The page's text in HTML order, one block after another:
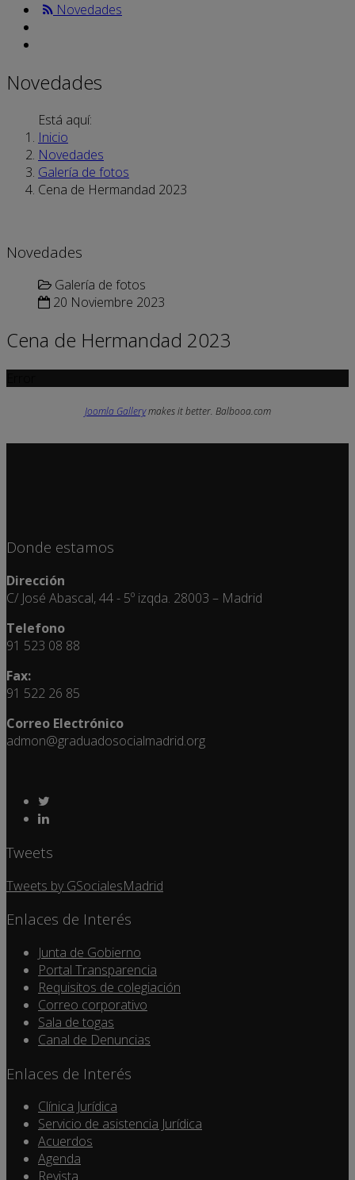
Novedades
Novedades
Está aquí:
Inicio
Novedades
Galería de fotos
Cena de Hermandad 2023
Novedades
Galería de fotos
20 Noviembre 2023
Cena de Hermandad 2023
Joomla Gallerymakes it better. Balbooa.com
Donde estamos
Dirección
C/ José Abascal, 44 - 5º izqda. 28003 – Madrid
Telefono
91 523 08 88
Fax:
91 522 26 85
Correo Electrónico
admon@graduadosocialmadrid.org
Tweets
Tweets by GSocialesMadrid
Enlaces de Interés
Junta de Gobierno
Portal Transparencia
Requisitos de colegiación
Correo corporativo
Sala de togas
Canal de Denuncias
Enlaces de Interés
Clínica Jurídica
Servicio de asistencia Jurídica
Acuerdos
Agenda
Revista